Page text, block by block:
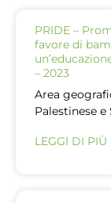
PRIDE –
favore di
– 2023
Area
Palestinese
LEGGI DI PIÙ